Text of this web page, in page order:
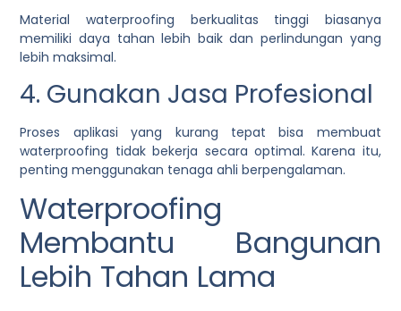
Material waterproofing berkualitas tinggi biasanya
memiliki daya tahan lebih baik dan perlindungan yang
lebih maksimal.
4. Gunakan Jasa Profesional
Proses aplikasi yang kurang tepat bisa membuat
waterproofing tidak bekerja secara optimal. Karena itu,
penting menggunakan tenaga ahli berpengalaman.
Waterproofing
Membantu Bangunan
Lebih Tahan Lama